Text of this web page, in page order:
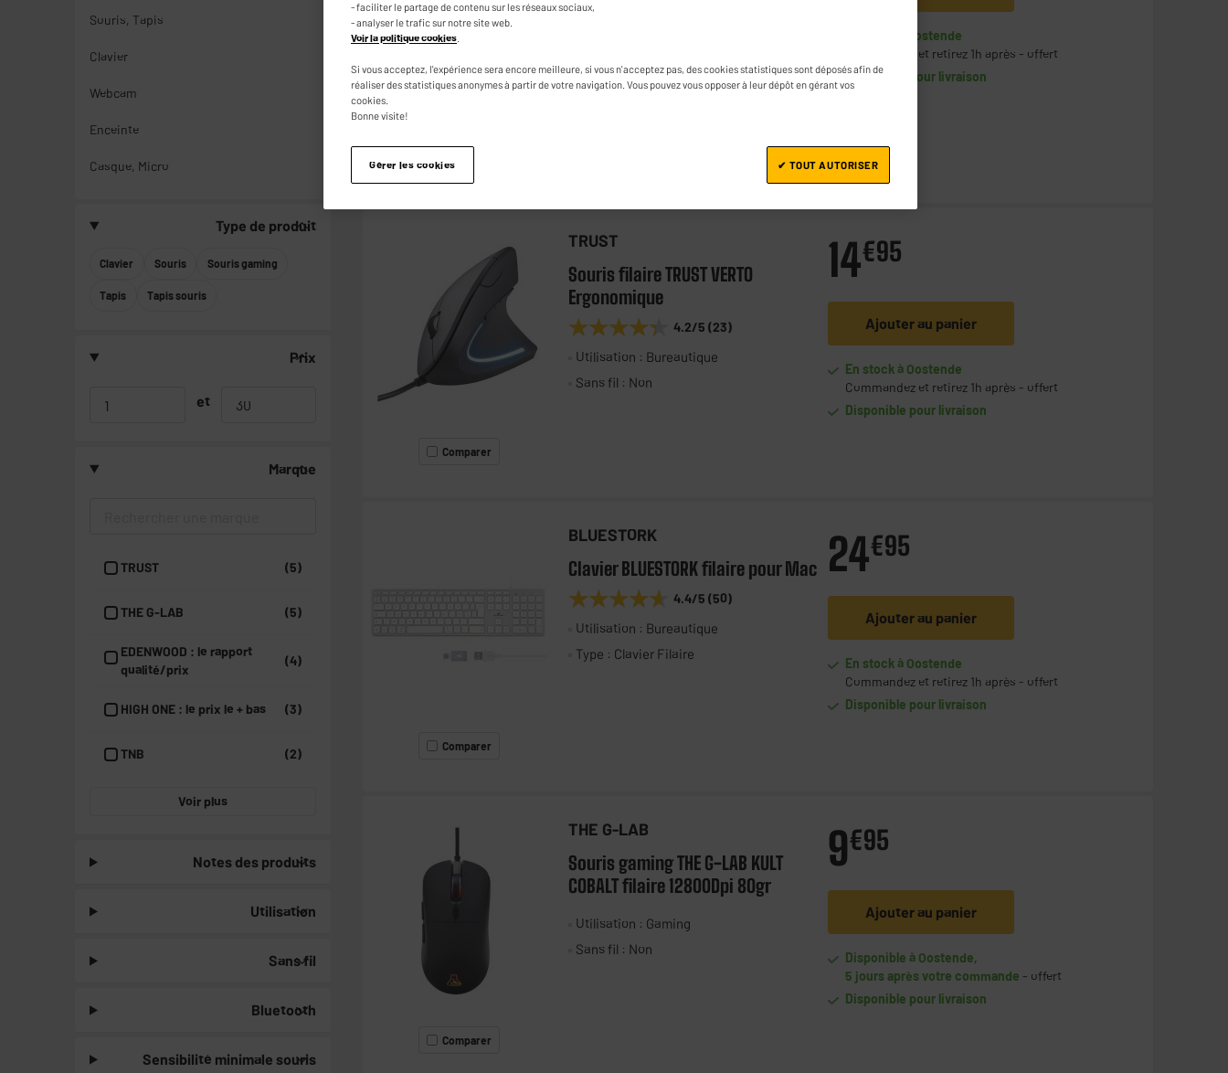
Souris, Tapis
Clavier
Webcam
Enceinte
Casque, Micro
Type de produit
Clavier Souris Souris gaming
Tapis Tapis souris
Prix
et
Marque
TRUST (5)
THE G-LAB (5)
EDENWOOD : le rapport
qualité/prix
(4)
HIGH ONE : le prix le + bas (3)
TNB (2)
Voir plus
Notes des produits
Utilisation
Sans fil
Bluetooth
Sensibilité minimale souris
★★★★★
★★★★★
Sans fil : Oui
En stock à Oostende
Commandez et retirez 1h après - offert
Disponible pour livraison
Comparer
TRUST
Souris filaire TRUST VERTO
Ergonomique
★★★★★
★★★★★ 4.2/5 (23)
Utilisation : Bureautique
Sans fil : Non
14€95
Ajouter au panier
En stock à Oostende
Commandez et retirez 1h après - offert
Disponible pour livraison
Comparer
BLUESTORK
Clavier BLUESTORK filaire pour Mac
★★★★★
★★★★★ 4.4/5 (50)
Utilisation : Bureautique
Type : Clavier Filaire
24€95
Ajouter au panier
En stock à Oostende
Commandez et retirez 1h après - offert
Disponible pour livraison
Comparer
THE G-LAB
Souris gaming THE G-LAB KULT
COBALT filaire 12800Dpi 80gr
Utilisation : Gaming
Sans fil : Non
9€95
Ajouter au panier
Disponible à Oostende,
5 jours après votre commande - offert
Disponible pour livraison
- faciliter le partage de contenu sur les réseaux sociaux,
- analyser le trafic sur notre site web.
Voir la politique cookies
Si vous acceptez, l'expérience sera encore meilleure, si vous n'acceptez pas, des cookies statistiques sont déposés afin de
réaliser des statistiques anonymes à partir de votre navigation. Vous pouvez vous opposer à leur dépôt en gérant vos
cookies.
Bonne visite!
Gérer les cookies ✔ TOUT AUTORISER